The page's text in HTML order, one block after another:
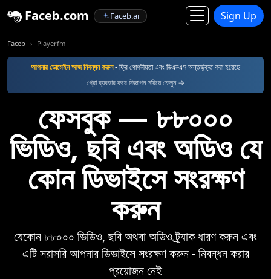
Faceb.com Faceb.ai Sign Up
Faceb Playerfm
আপনার ডোমেইন আজ নিবন্ধন করুন- ফ্রি গোপনীয়তা এবং ডিএনএস অন্তর্ভুক্ত করা হয়েছে
প্রো ব্যবহার করে বিজ্ঞাপন সরিয়ে ফেলুন →
ফেসবুক — ৮৮০০০
ভিডিও, ছবি এবং অডিও যে
কোন ডিভাইসে সংরক্ষণ
করুন
যেকোন ৮৮০০০ ভিডিও, ছবি অথবা অডিও ট্র্যাক ধারণ করুন এবং
এটি সরাসরি আপনার ডিভাইসে সংরক্ষণ করুন - নিবন্ধন করার
প্রয়োজন নেই